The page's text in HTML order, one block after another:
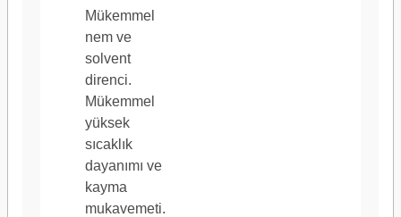
İç Mekan/Dış Mekan
Mükemmel
nem ve
solvent
direnci.
Mükemmel
yüksek
sıcaklık
dayanımı ve
kayma
mukavemeti.